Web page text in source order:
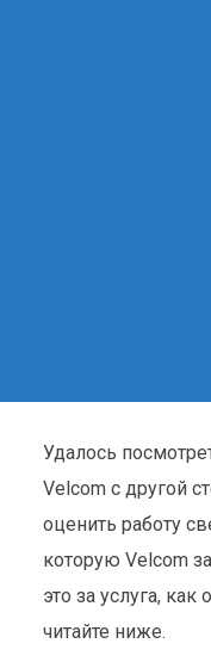
Удалось
Velcom с другой
оценить работу
которую Velcom
это за услуга,
читайте ниже.